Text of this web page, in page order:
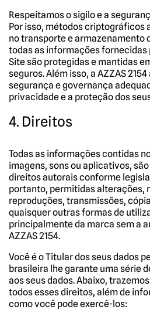
Respeitamos o sigilo e a
Por isso, métodos criptográficos
no transporte e armazenamento
todas as informações fornecidas
Site são protegidas e mantidas
seguros. Além isso, a AZZAS
segurança e governança
privacidade e a proteção dos
4. Direitos
Todas as informações contidas
imagens, sons ou aplicativos,
direitos autorais conforme
portanto, permitidas alterações,
reproduções, transmissões,
quaisquer outras formas de
principalmente da marca sem a
AZZAS 2154.
Você é o Titular dos seus dados
brasileira lhe garante uma série
aos seus dados. Abaixo,
todos esses direitos, além de
como você pode exercê-los: